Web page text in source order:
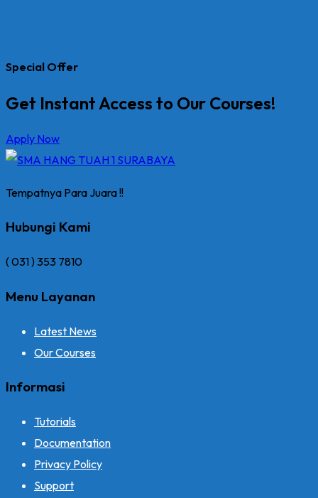
Special Offer
Get Instant Access to Our Courses!
Apply Now
Tempatnya Para Juara !!
Hubungi Kami
( 031 ) 353 7810
Menu Layanan
Latest News
Our Courses
Informasi
Tutorials
Documentation
Privacy Policy
Support